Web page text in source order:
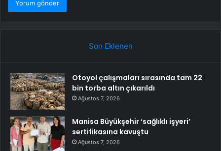
Son Eklenen
Otoyol çalışmaları sırasında tam 22
bin torba altın çıkarıldı
Ağustos 7, 2026
Manisa Büyükşehir ‘sağlıklı işyeri’
sertifikasına kavuştu
Ağustos 7, 2026